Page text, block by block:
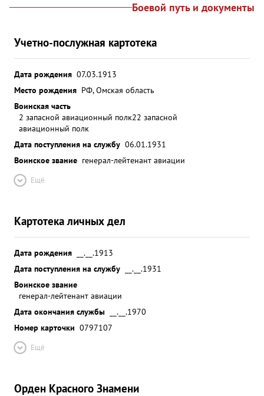
Боевой путь и документы
Учетно-послужная картотека
Дата рождения 07.03.1913
Место рождения РФ, Омская область
Воинская часть
2 запасной авиационный полк22 запасной
авиационный полк
Дата поступления на службу 06.01.1931
Воинское звание генерал-лейтенант авиации
Ещё
Картотека личных дел
Дата рождения
__.__.1913
Дата поступления на службу
__.__.1931
Воинское звание
генерал-лейтенант авиации
Дата окончания службы
__.__.1970
Номер карточки 0797107
Ещё
Орден Красного Знамени